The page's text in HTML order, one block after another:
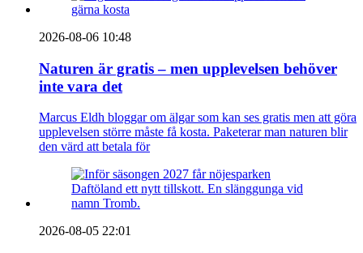
2026-08-06 10:48
Naturen är gratis – men upplevelsen behöver
inte vara det
Marcus Eldh bloggar om älgar som kan ses gratis men att göra
upplevelsen större måste få kosta. Paketerar man naturen blir
den värd att betala för
2026-08-05 22:01